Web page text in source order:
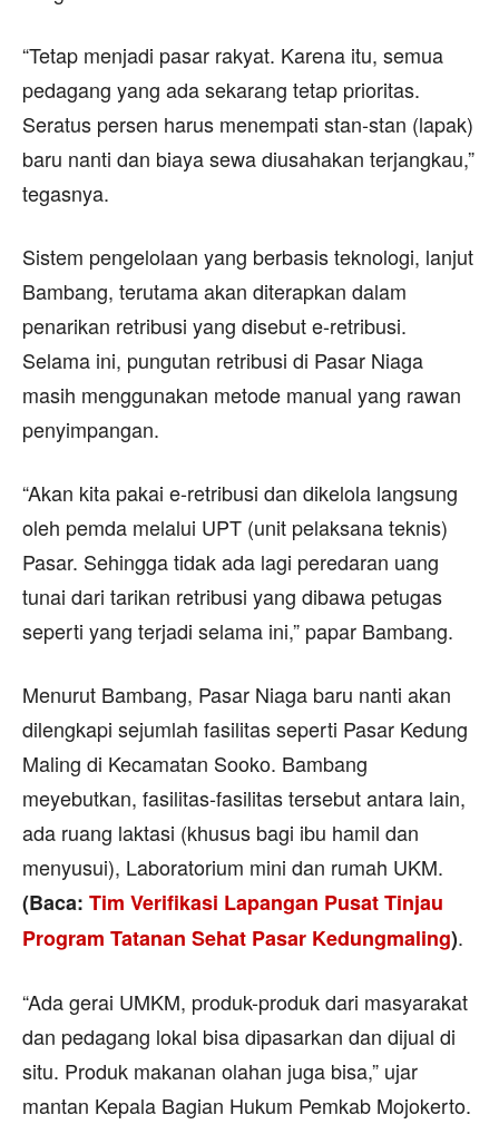
“Tetap menjadi pasar rakyat. Karena itu, semua
pedagang yang ada sekarang tetap prioritas.
Seratus persen harus menempati stan-stan (lapak)
baru nanti dan biaya sewa diusahakan terjangkau,”
tegasnya.
Sistem pengelolaan yang berbasis teknologi, lanjut
Bambang, terutama akan diterapkan dalam
penarikan retribusi yang disebut e-retribusi.
Selama ini, pungutan retribusi di Pasar Niaga
masih menggunakan metode manual yang rawan
penyimpangan.
“Akan kita pakai e-retribusi dan dikelola langsung
oleh pemda melalui UPT (unit pelaksana teknis)
Pasar. Sehingga tidak ada lagi peredaran uang
tunai dari tarikan retribusi yang dibawa petugas
seperti yang terjadi selama ini,” papar Bambang.
Menurut Bambang, Pasar Niaga baru nanti akan
dilengkapi sejumlah fasilitas seperti Pasar Kedung
Maling di Kecamatan Sooko. Bambang
meyebutkan, fasilitas-fasilitas tersebut antara lain,
ada ruang laktasi (khusus bagi ibu hamil dan
menyusui), Laboratorium mini dan rumah UKM.
(Baca: Tim Verifikasi Lapangan Pusat Tinjau
Program Tatanan Sehat Pasar Kedungmaling).
“Ada gerai UMKM, produk-produk dari masyarakat
dan pedagang lokal bisa dipasarkan dan dijual di
situ. Produk makanan olahan juga bisa,” ujar
mantan Kepala Bagian Hukum Pemkab Mojokerto.